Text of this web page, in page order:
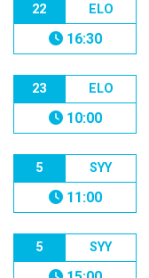
22 ELO
16:30
23 ELO
10:00
5 SYY
11:00
5 SYY